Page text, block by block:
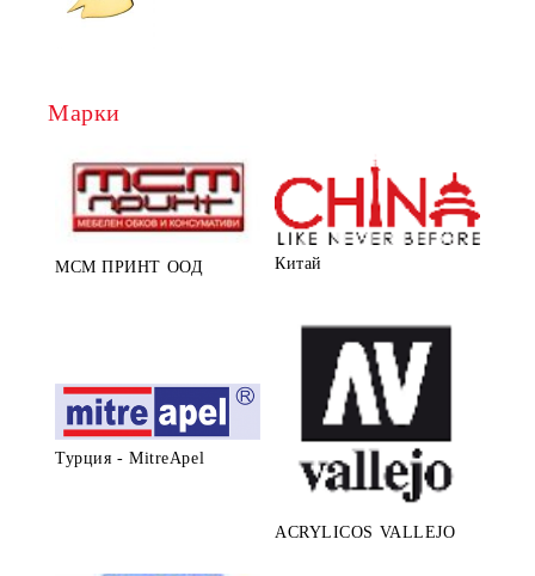
Марки
МСМ ПРИНТ ООД Китай
Турция - MitreApel
ACRYLICOS VALLEJO